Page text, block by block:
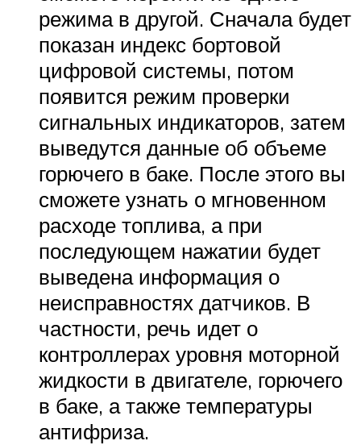
режима в другой. Сначала будет
показан индекс бортовой
цифровой системы, потом
появится режим проверки
сигнальных индикаторов, затем
выведутся данные об объеме
горючего в баке. После этого вы
сможете узнать о мгновенном
расходе топлива, а при
последующем нажатии будет
выведена информация о
неисправностях датчиков. В
частности, речь идет о
контроллерах уровня моторной
жидкости в двигателе, горючего
в баке, а также температуры
антифриза.